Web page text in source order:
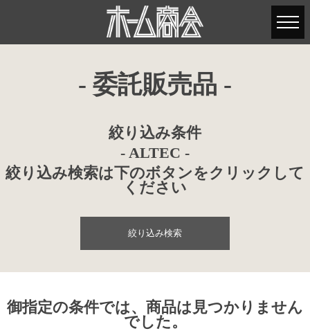
- 委託販売品 -
絞り込み条件
- ALTEC -
絞り込み検索は下のボタンをクリックして
ください
絞り込み検索
御指定の条件では、商品は見つかりません
でした。